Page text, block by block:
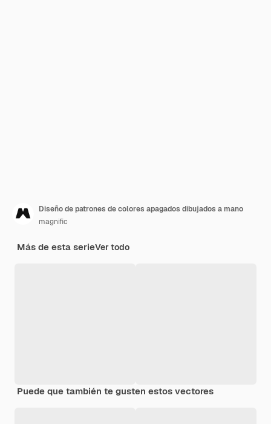
Diseño de patrones de colores apagados dibujados a mano
magnific
Más de esta serieVer todo
Puede que también te gusten estos vectores